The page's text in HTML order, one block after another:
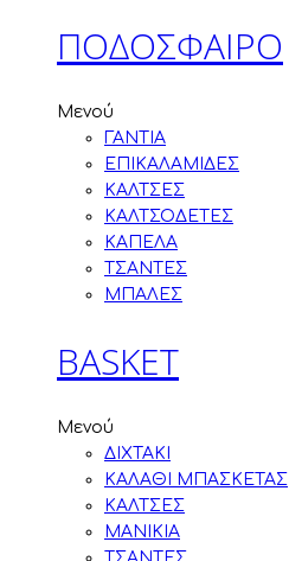
ΠΟΔΟΣΦΑΙΡΟ
Μενού
ΓΑΝΤΙΑ
ΕΠΙΚΑΛΑΜΙΔΕΣ
ΚΑΛΤΣΕΣ
ΚΑΛΤΣΟΔΕΤΕΣ
ΚΑΠΕΛΑ
ΤΣΑΝΤΕΣ
ΜΠΑΛΕΣ
BASKET
Μενού
ΔΙΧΤΑΚΙ
ΚΑΛΑΘΙ ΜΠΑΣΚΕΤΑΣ
ΚΑΛΤΣΕΣ
ΜΑΝΙΚΙΑ